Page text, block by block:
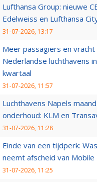
Lufthansa Group: nieuwe
Edelweiss en Lufthansa
31-07-2026, 13:17
Meer passagiers en vracht
Nederlandse luchthavens
kwartaal
31-07-2026, 11:57
Luchthavens Napels
onderhoud: KLM en
31-07-2026, 11:28
Einde van een tijdperk:
neemt afscheid van Mobile
31-07-2026, 11:25